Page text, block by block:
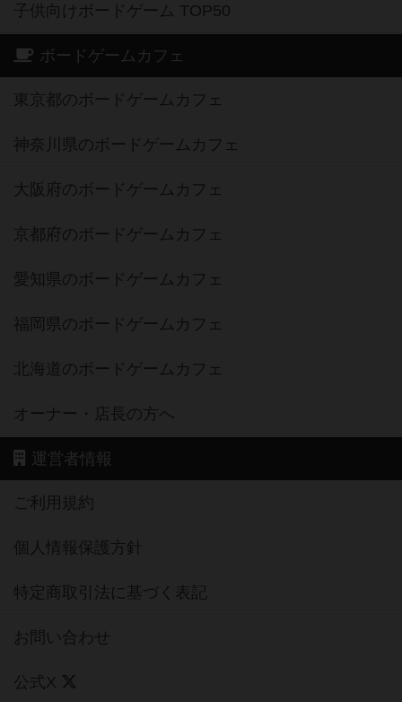
子供向けボードゲーム TOP50
ボードゲームカフェ
東京都のボードゲームカフェ
神奈川県のボードゲームカフェ
大阪府のボードゲームカフェ
京都府のボードゲームカフェ
愛知県のボードゲームカフェ
福岡県のボードゲームカフェ
北海道のボードゲームカフェ
オーナー・店長の方へ
運営者情報
ご利用規約
個人情報保護方針
特定商取引法に基づく表記
お問い合わせ
公式X